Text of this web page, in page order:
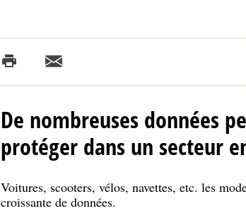
De nombreuses données
protéger dans un secteur
Voitures, scooters, vélos, navettes, etc. les
croissante de données.